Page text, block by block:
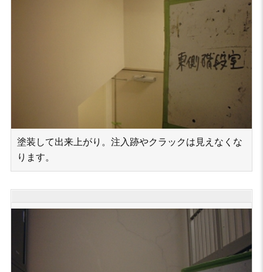
塗装して出来上がり。注入跡やクラックは見えなくな
ります。